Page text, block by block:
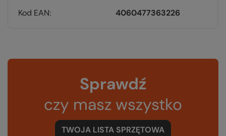
Kod EAN
4060477363226
Sprawdź
czy masz wszystko
TWOJA LISTA SPRZĘTOWA